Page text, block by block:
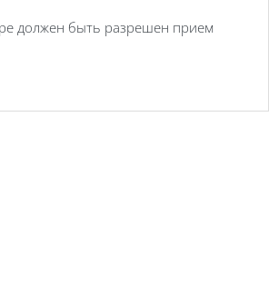
должен быть разрешен прием